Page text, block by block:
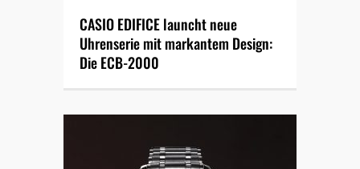
CASIO EDIFICE launcht neue
Uhrenserie mit markantem Design:
Die ECB-2000